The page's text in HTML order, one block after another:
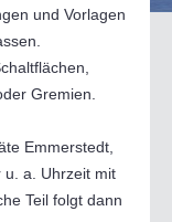
und Vorlagen
Gremien.
Emmerstedt,
u. a. Uhrzeit mit
Teil folgt dann